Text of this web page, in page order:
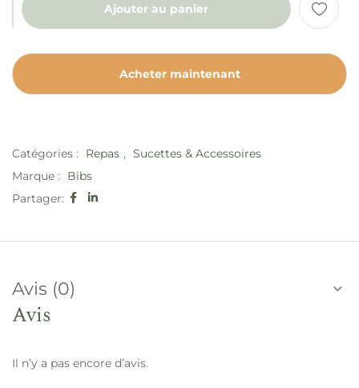
Ajouter au panier
Acheter maintenant
Catégories : Repas , Sucettes & Accessoires
Marque :
Bibs
Partager:
Avis (0)
Avis
Il n’y a pas encore d’avis.